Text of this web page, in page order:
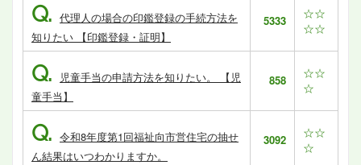
Q. 代理人の場合の印鑑登録の手続方法を
知りたい 【印鑑登録・証明】
5333
☆☆
☆☆
Q.
児童手当の申請方法を知りたい。 【児
童手当】
858
☆☆
☆
Q. 令和8年度第1回福祉向市営住宅の抽せ
ん結果はいつわかりますか。
3092
☆☆
☆